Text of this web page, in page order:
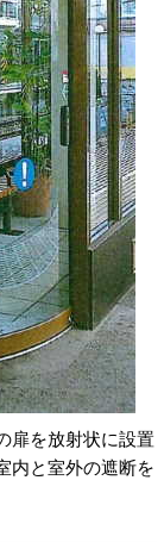
扉を放射状に設置
内と室外の遮断を